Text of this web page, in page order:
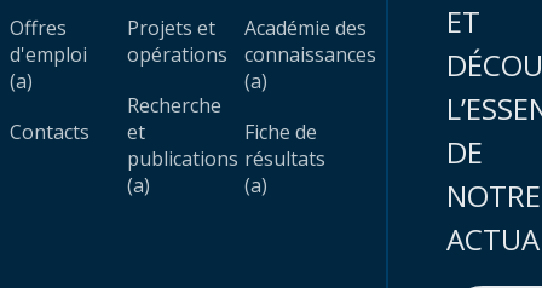
Offres
d'emploi
(a)
Contacts
Projets et
opérations
Recherche
et
publications
(a)
Académie des
connaissances
(a)
Fiche de
résultats
(a)
ET
DE
NOTRE